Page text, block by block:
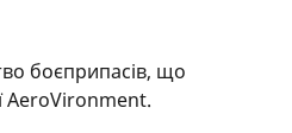
боєприпасів, що
AeroVironment.